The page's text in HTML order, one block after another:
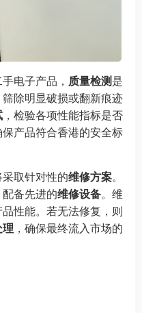
电子产品， 质量检测是
筛除明显破损或翻新痕迹
，检验各项性能指标是否
产品符合香港的安全标
取针对性的维修方案。
备先进的维修设备。维
性能。若无法修复，则
，确保最终流入市场的